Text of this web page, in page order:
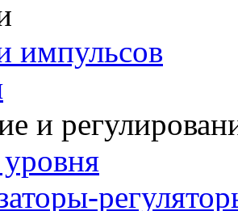
импульсов
и